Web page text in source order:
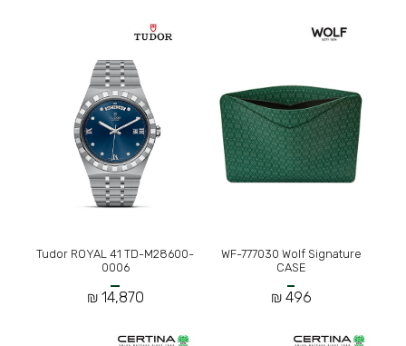
WF-777030 Wolf Signature
CASE
496 ₪
Tudor ROYAL 41 TD-M28600-
0006
14,870 ₪